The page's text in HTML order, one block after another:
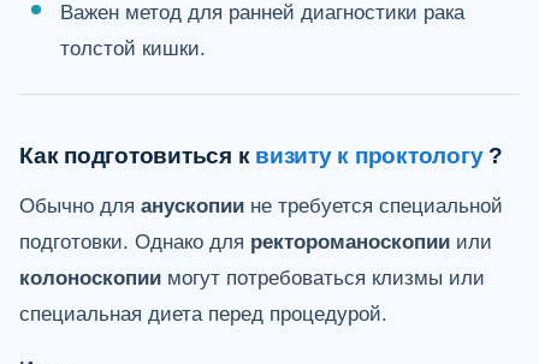
Важен метод для ранней диагностики рака
толстой кишки.
Как подготовиться к визиту к проктологу?
Обычно для анускопии не требуется специальной
подготовки. Однако для ректороманоскопии или
колоноскопии могут потребоваться клизмы или
специальная диета перед процедурой.